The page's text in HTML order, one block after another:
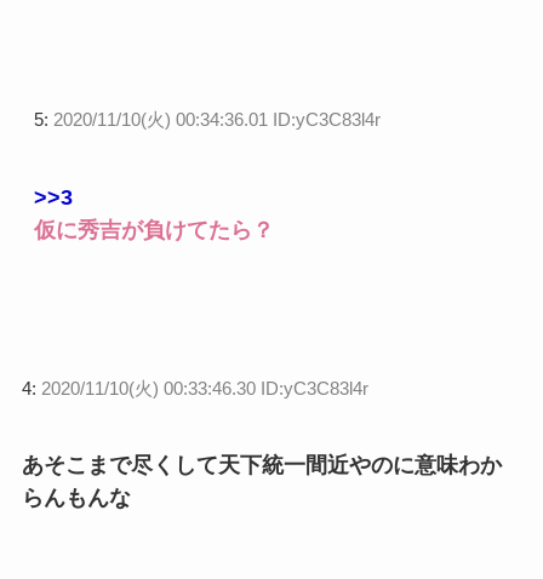
5: 2020/11/10(火) 00:34:36.01 ID:yC3C83l4r
>>3
仮に秀吉が負けてたら？
4: 2020/11/10(火) 00:33:46.30 ID:yC3C83l4r
あそこまで尽くして天下統一間近やのに意味わか
らんもんな